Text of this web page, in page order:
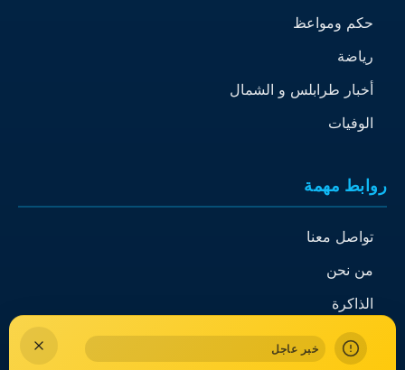
خبر عاجل
حكم ومواعظ
رياضة
أخبار طرابلس و الشمال
الوفيات
روابط مهمة
تواصل معنا
من نحن
الذاكرة